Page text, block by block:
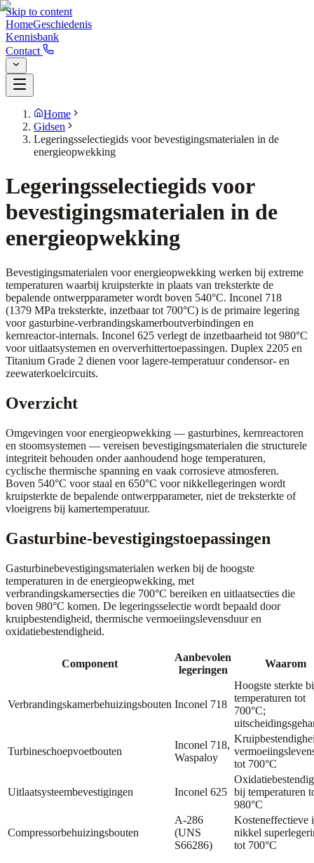
Skip to content
HomeGeschiedenis
Kennisbank
Contact
Home
Gidsen
Legeringsselectiegids voor bevestigingsmaterialen in de
energieopwekking
Legeringsselectiegids voor
bevestigingsmaterialen in de
energieopwekking
Bevestigingsmaterialen voor energieopwekking werken bij extreme
temperaturen waarbij kruipsterkte in plaats van treksterkte de
bepalende ontwerpparameter wordt boven 540°C. Inconel 718
(1379 MPa treksterkte, inzetbaar tot 700°C) is de primaire legering
voor gasturbine-verbrandingskamerboutverbindingen en
kernreactor-internals. Inconel 625 verlegt de inzetbaarheid tot 980°C
voor uitlaatsystemen en oververhittertoepassingen. Duplex 2205 en
Titanium Grade 2 dienen voor lagere-temperatuur condensor- en
zeewaterkoelcircuits.
Overzicht
Omgevingen voor energieopwekking — gasturbines, kernreactoren
en stoomsystemen — vereisen bevestigingsmaterialen die structurele
integriteit behouden onder aanhoudend hoge temperaturen,
cyclische thermische spanning en vaak corrosieve atmosferen.
Boven 540°C voor staal en 650°C voor nikkellegeringen wordt
kruipsterkte de bepalende ontwerpparameter, niet de treksterkte of
vloeigrens bij kamertemperatuur.
Gasturbine-bevestigingstoepassingen
Gasturbinebevestigingsmaterialen werken bij de hoogste
temperaturen in de energieopwekking, met
verbrandingskamersecties die 700°C bereiken en uitlaatsecties die
boven 980°C komen. De legeringsselectie wordt bepaald door
kruipbestendigheid, thermische vermoeiingslevensduur en
oxidatiebestendigheid.
Component
Aanbevolen
legeringen
Waarom
Verbrandingskamerbehuizingsbouten Inconel 718
Hoogste sterkte
temperaturen tot
700°C;
Turbineschoepvoetbouten
Inconel 718,
Waspaloy
tot 700°C
Uitlaatsysteembevestigingen Inconel 625 bij temperaturen
980°C
Compressorbehuizingsbouten
A-286
(UNS
S66286)
Kosteneffectieve
nikkel
tot 700°C